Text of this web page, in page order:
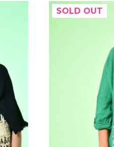
SOLD OUT